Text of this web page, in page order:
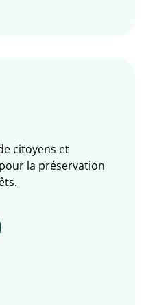
citoyens et
la préservation